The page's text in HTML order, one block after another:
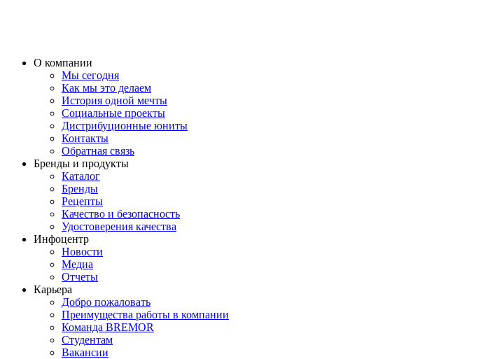
О компании
Мы сегодня
Как мы это делаем
История одной мечты
Социальные проекты
Дистрибуционные юниты
Контакты
Обратная связь
Бренды и продукты
Каталог
Бренды
Рецепты
Качество и безопасность
Удостоверения качества
Инфоцентр
Новости
Медиа
Отчеты
Карьера
Добро пожаловать
Преимущества работы в компании
Команда BREMOR
Студентам
Вакансии